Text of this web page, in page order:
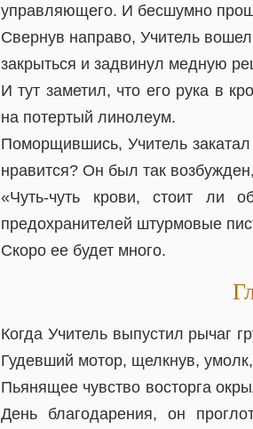
управляющего. И бесшумно
Свернув направо, Учитель
закрыться и задвинул медную
И тут заметил, что его рука в
на потертый линолеум.
Поморщившись, Учитель
нравится? Он был так
«Чуть-чуть крови, стоит
предохранителей штурмовые
Скоро ее будет много.
Когда Учитель выпустил рычаг
Гудевший мотор, щелкнув,
Пьянящее чувство восторга
День благодарения, он